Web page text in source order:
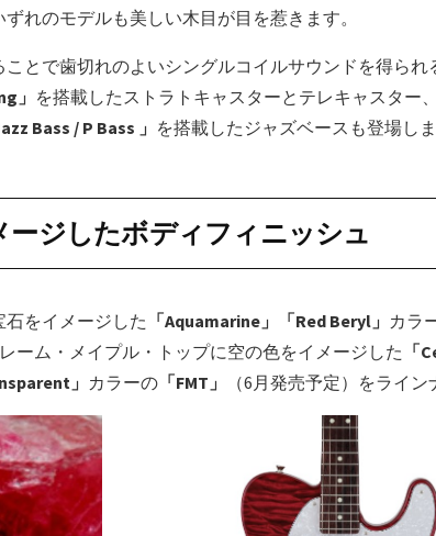
ずれのモデルも美しい木目が目を惹きます。
とで歯切れのよいシングルコイルサウンドを得られ
」 を搭載したストラトキャスターとテレキャスター、
Bass / P Bass 」 を搭載したジャズベースも登場しま
ージしたボディフィニッシュ
をイメージした 「Aquamarine」「Red Beryl」 カラ
レーム・メイプル・トップに空の色をイメージした 「
」 カラーの 「FMT」 （6月発売予定）をライン